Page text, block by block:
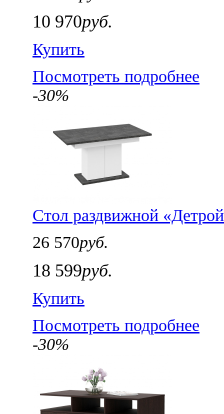
10 970руб.
Купить
Посмотреть подробнее
-30%
Стол раздвижной
26 570руб.
18 599руб.
Купить
Посмотреть подробнее
-30%